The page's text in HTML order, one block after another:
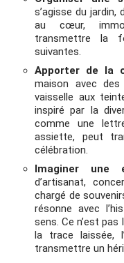
s’agisse du jardin,
au cœur,
transmettre la
suivantes.
Apporter de la
maison avec
vaisselle aux
inspiré par la
comme une
assiette, peut
célébration.
Imaginer une
d’artisanat,
chargé de
résonne avec
sens. Ce n’est
la trace laissée,
transmettre un